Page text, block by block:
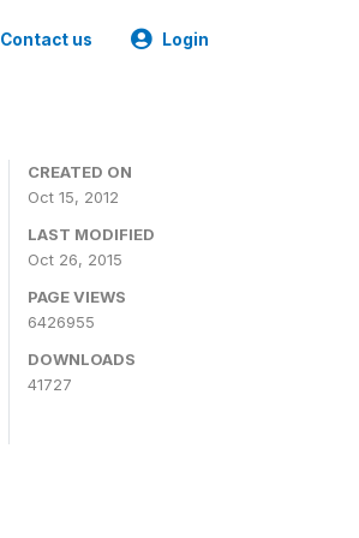
Contact us Login
CREATED ON
Oct 15, 2012
LAST MODIFIED
Oct 26, 2015
PAGE VIEWS
6426955
DOWNLOADS
41727